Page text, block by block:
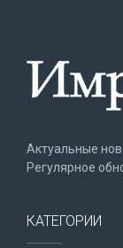
Актуальные
Регулярное
КАТЕГОРИИ